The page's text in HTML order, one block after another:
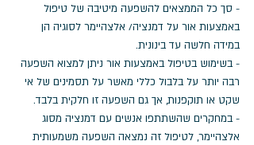
- סך כל הממצאים להשפעה מיטיבה של טיפול
באמצעות אור על דמנציה/ אלצהיימר לסוגיה הן
במידה חלשה עד בינונית.
- בשימוש בטיפול באמצעות אור ניתן למצוא השפעה
רבה יותר על בלבול כללי מאשר על תסמינים של אי
שקט או תוקפנות, אך גם השפעה זו חלקית בלבד.
- במחקרים שהשתתפו אנשים עם דמנציה מסוג
אלצהיימר, לטיפול זה נמצאה השפעה משמעותית